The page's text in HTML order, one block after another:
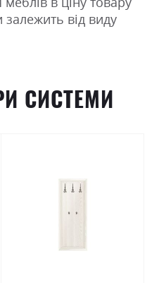
залежить від виду
СИСТЕМИ